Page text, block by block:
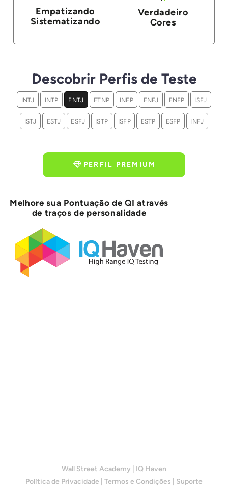
Empatizando
Sistematizando
Verdadeiro
Cores
Descobrir Perfis de Teste
INTJ INTP ENTJ ETNP INFP ENFJ ENFP ISFJ
ISTJ ESTJ ESFJ ISTP ISFP ESTP ESFP INFJ
PERFIL PREMIUM
Melhore sua Pontuação de QI através
de traços de personalidade
Wall Street Academy
IQ Haven
Política de Privacidade
Termos e Condições Suporte